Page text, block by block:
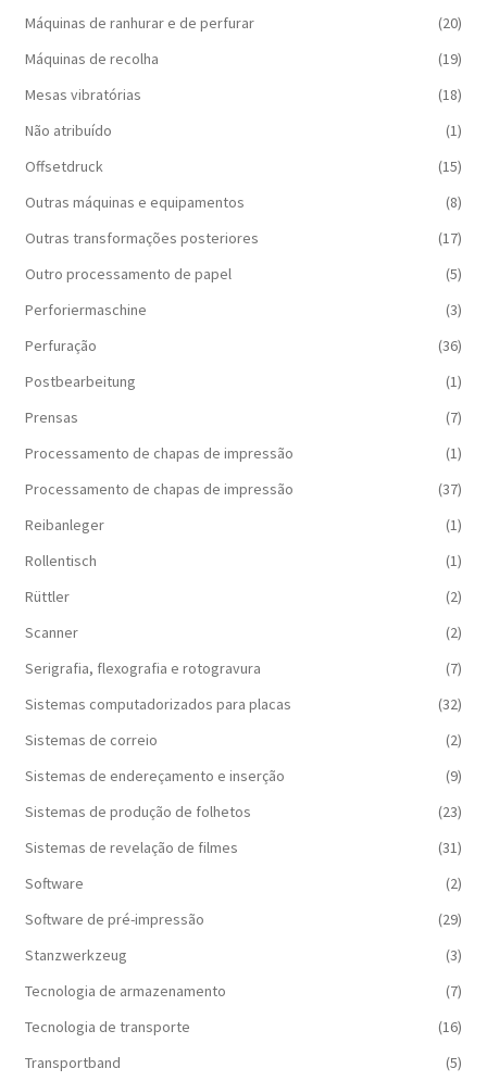
Máquinas de ranhurar e de perfurar
(20)
Máquinas de recolha
(19)
Mesas vibratórias
(18)
Não atribuído
(1)
Offsetdruck
(15)
Outras máquinas e equipamentos
(8)
Outras transformações posteriores
(17)
Outro processamento de papel
(5)
Perforiermaschine
(3)
Perfuração
(36)
Postbearbeitung
(1)
Prensas
(7)
Processamento de chapas de impressão
(1)
Processamento de chapas de impressão
(37)
Reibanleger
(1)
Rollentisch
(1)
Rüttler
(2)
Scanner
(2)
Serigrafia, flexografia e rotogravura
(7)
Sistemas computadorizados para placas
(32)
Sistemas de correio
(2)
Sistemas de endereçamento e inserção
(9)
Sistemas de produção de folhetos
(23)
Sistemas de revelação de filmes
(31)
Software
(2)
Software de pré-impressão
(29)
Stanzwerkzeug
(3)
Tecnologia de armazenamento
(7)
Tecnologia de transporte
(16)
Transportband
(5)